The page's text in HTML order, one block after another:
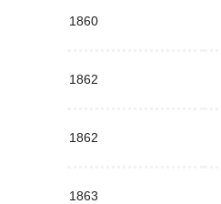
1860
1862
1862
1863